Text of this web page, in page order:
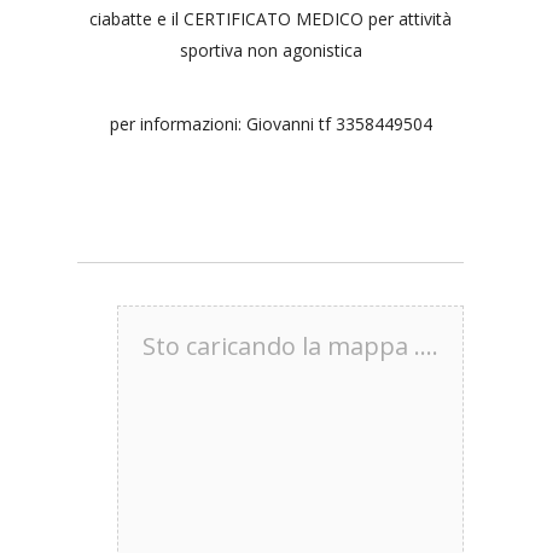
ciabatte e il CERTIFICATO MEDICO per attività
sportiva non agonistica
per informazioni: Giovanni tf 3358449504
Sto caricando la mappa ....